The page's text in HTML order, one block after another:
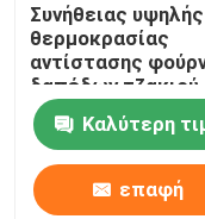
κεραμικός
συμπυκνώνοντας
Υλικός φούρνος
Συνήθειας υψηλής
θερμοκρασίας
αντίστασης
δαπέδων τζακιού
καλωδίων
περιστροφικός
συμπύκνωση
μπαταριών λίθιου
Καλύτερη
επαφή